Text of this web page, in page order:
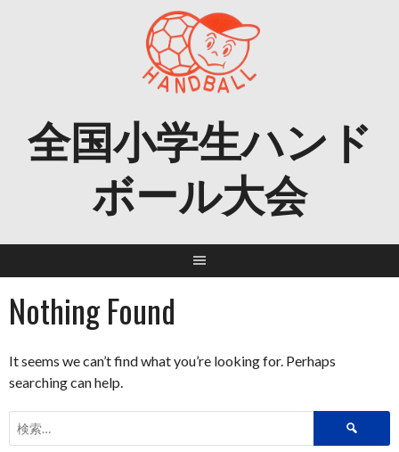
全国小学生ハンド
ボール大会
Nothing Found
It seems we can’t find what you’re looking for. Perhaps
searching can help.
索: